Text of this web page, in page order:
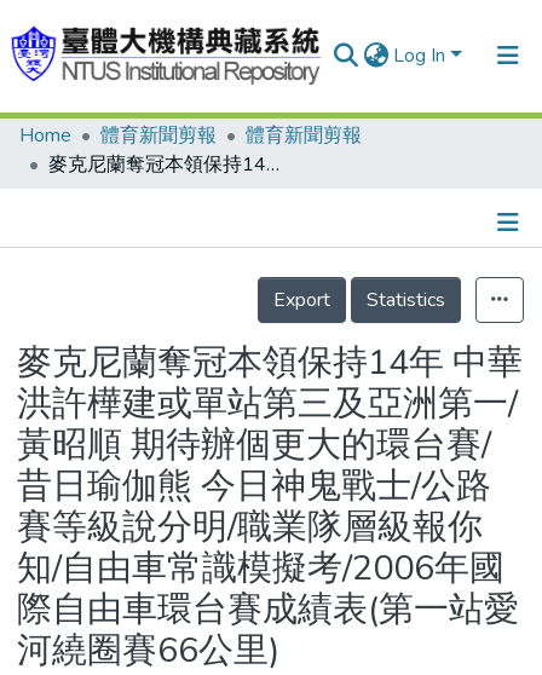
Log In
Communities & Collections
Statistics
Home 體育新聞剪報
體育新聞剪報
麥克尼蘭奪冠本領保持14年 中華洪許樺建或單站第三及亞洲第一/黃昭順 期待辦個更大的環台賽/昔日瑜伽熊 今日神鬼戰士/公路賽等級說分明/職業隊層級報你知/自由車常識模擬考/2006年國際自由車環台賽成績表(第一站愛河繞圈賽66公里)
Details
Export
Statistics
麥克尼蘭奪冠本領保持14年 中華
洪許樺建或單站第三及亞洲第一/
黃昭順 期待辦個更大的環台賽/
昔日瑜伽熊 今日神鬼戰士/公路
賽等級說分明/職業隊層級報你
知/自由車常識模擬考/2006年國
際自由車環台賽成績表(第一站愛
河繞圈賽66公里)